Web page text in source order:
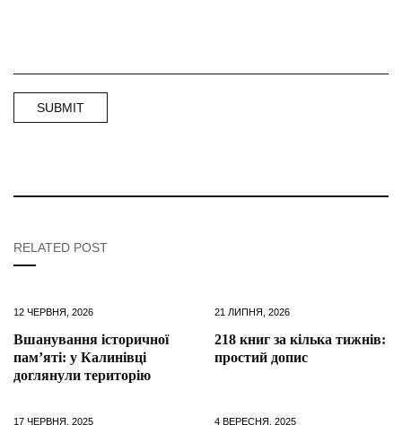
RELATED POST
12 ЧЕРВНЯ, 2026
Вшанування історичної
пам’яті: у Калинівці
доглянули територію
21 ЛИПНЯ, 2026
218 книг за кілька тижнів:
простий допис
17 ЧЕРВНЯ, 2025 4 ВЕРЕСНЯ, 2025